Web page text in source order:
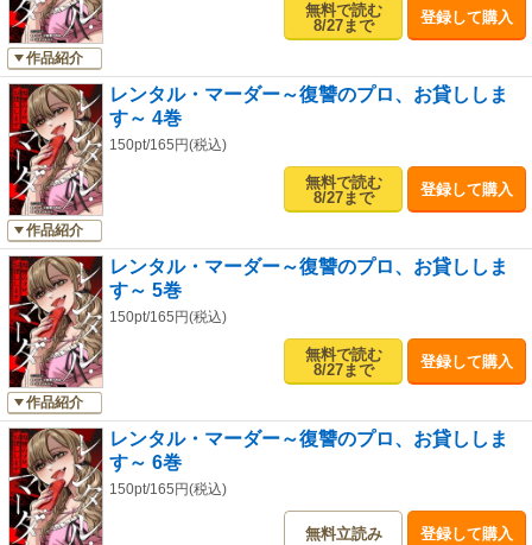
作品紹介
無料で読む
8/27まで
登録して購入
作品紹介
レンタル・マーダー～復讐のプロ、お貸ししま
す～ 4巻
150pt/165円(税込)
無料で読む
8/27まで
登録して購入
作品紹介
レンタル・マーダー～復讐のプロ、お貸ししま
す～ 5巻
150pt/165円(税込)
無料で読む
8/27まで
登録して購入
レンタル・マーダー～復讐のプロ、お貸ししま
す～ 6巻
150pt/165円(税込)
無料立読み 登録して購入